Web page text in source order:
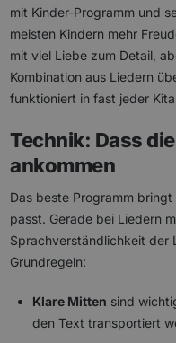
mit Kinder-Programm und
meisten Kindern mehr
mit viel Liebe zum Detail,
Kombination aus Liedern
funktioniert in fast jeder
Technik: Dass
ankommen
Das beste Programm
passt. Gerade bei Liedern
Sprachverständlichkeit der
Grundregeln:
Klare Mitten sind
den Text transportiert